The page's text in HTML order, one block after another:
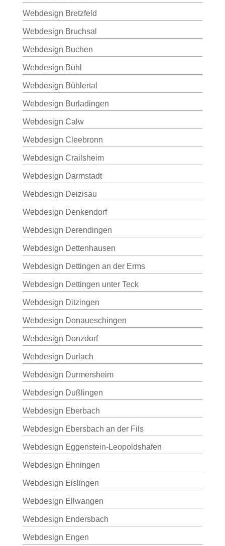
Webdesign Bretzfeld
Webdesign Bruchsal
Webdesign Buchen
Webdesign Bühl
Webdesign Bühlertal
Webdesign Burladingen
Webdesign Calw
Webdesign Cleebronn
Webdesign Crailsheim
Webdesign Darmstadt
Webdesign Deizisau
Webdesign Denkendorf
Webdesign Derendingen
Webdesign Dettenhausen
Webdesign Dettingen an der Erms
Webdesign Dettingen unter Teck
Webdesign Ditzingen
Webdesign Donaueschingen
Webdesign Donzdorf
Webdesign Durlach
Webdesign Durmersheim
Webdesign Dußlingen
Webdesign Eberbach
Webdesign Ebersbach an der Fils
Webdesign Eggenstein-Leopoldshafen
Webdesign Ehningen
Webdesign Eislingen
Webdesign Ellwangen
Webdesign Endersbach
Webdesign Engen